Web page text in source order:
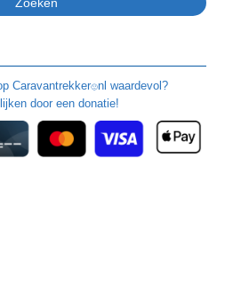
Caravantrekker🙂nl waardevol?
door een donatie!